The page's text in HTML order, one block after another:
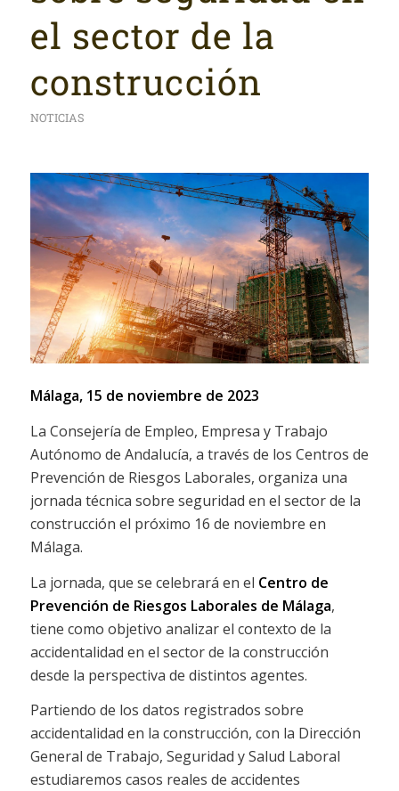
el sector de la
construcción
NOTICIAS
Málaga, 15 de noviembre de 2023
La Consejería de Empleo, Empresa y Trabajo
Autónomo de Andalucía, a través de los Centros de
Prevención de Riesgos Laborales, organiza una
jornada técnica sobre seguridad en el sector de la
construcción el próximo 16 de noviembre en
Málaga.
La jornada, que se celebrará en el Centro de
Prevención de Riesgos Laborales de Málaga,
tiene como objetivo analizar el contexto de la
accidentalidad en el sector de la construcción
desde la perspectiva de distintos agentes.
Partiendo de los datos registrados sobre
accidentalidad en la construcción, con la Dirección
General de Trabajo, Seguridad y Salud Laboral
estudiaremos casos reales de accidentes